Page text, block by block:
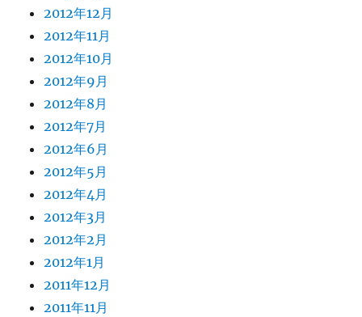
2012年12月
2012年11月
2012年10月
2012年9月
2012年8月
2012年7月
2012年6月
2012年5月
2012年4月
2012年3月
2012年2月
2012年1月
2011年12月
2011年11月